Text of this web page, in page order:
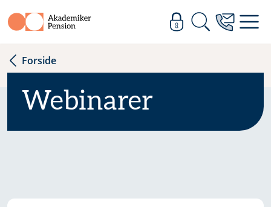
Forside
Webinarer